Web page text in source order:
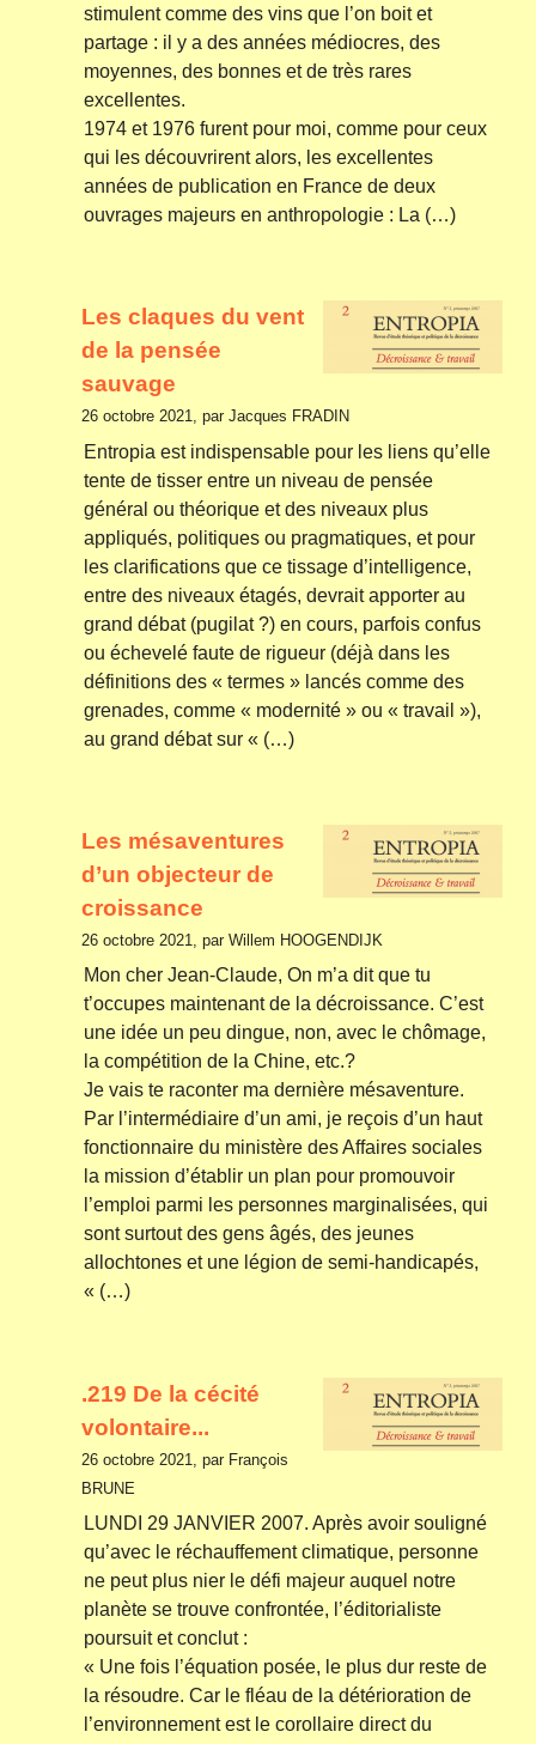
stimulent comme des vins que l’on boit et
partage : il y a des années médiocres, des
moyennes, des bonnes et de très rares
excellentes.
1974 et 1976 furent pour moi, comme pour ceux
qui les découvrirent alors, les excellentes
années de publication en France de deux
ouvrages majeurs en anthropologie : La (…)
Les claques du vent
de la pensée
sauvage
26 octobre 2021, par Jacques FRADIN
Entropia est indispensable pour les liens qu’elle
tente de tisser entre un niveau de pensée
général ou théorique et des niveaux plus
appliqués, politiques ou pragmatiques, et pour
les clarifications que ce tissage d’intelligence,
entre des niveaux étagés, devrait apporter au
grand débat (pugilat ?) en cours, parfois confus
ou échevelé faute de rigueur (déjà dans les
définitions des « termes » lancés comme des
grenades, comme « modernité » ou « travail »),
au grand débat sur « (…)
Les mésaventures
d’un objecteur de
croissance
26 octobre 2021, par Willem HOOGENDIJK
Mon cher Jean-Claude, On m’a dit que tu
t’occupes maintenant de la décroissance. C’est
une idée un peu dingue, non, avec le chômage,
la compétition de la Chine, etc.?
Je vais te raconter ma dernière mésaventure.
Par l’intermédiaire d’un ami, je reçois d’un haut
fonctionnaire du ministère des Affaires sociales
la mission d’établir un plan pour promouvoir
l’emploi parmi les personnes marginalisées, qui
sont surtout des gens âgés, des jeunes
allochtones et une légion de semi-handicapés,
« (…)
.219 De la cécité
volontaire...
26 octobre 2021, par François
BRUNE
LUNDI 29 JANVIER 2007. Après avoir souligné
qu’avec le réchauffement climatique, personne
ne peut plus nier le défi majeur auquel notre
planète se trouve confrontée, l’éditorialiste
poursuit et conclut :
« Une fois l’équation posée, le plus dur reste de
la résoudre. Car le fléau de la détérioration de
l’environnement est le corollaire direct du